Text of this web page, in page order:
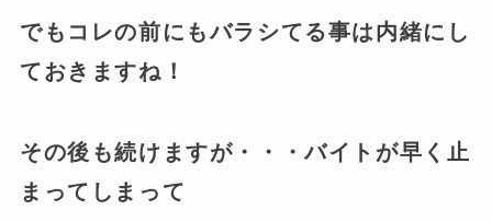
でもコレの前にもバラシてる事は内緒にし
ておきますね！
その後も続けますが・・・バイトが早く止
まってしまって